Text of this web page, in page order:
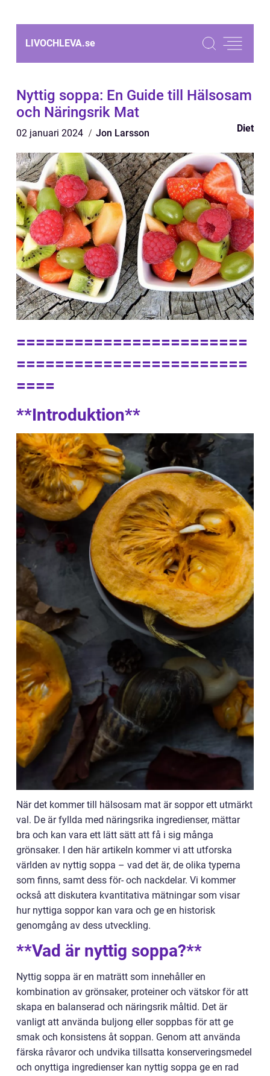
LIVOCHLEVA.se
Nyttig soppa: En Guide till Hälsosam
och Näringsrik Mat
02 januari 2024 Jon Larsson Diet
========================
========================
====
**Introduktion**
När det kommer till hälsosam mat är soppor ett utmärkt
val. De är fyllda med näringsrika ingredienser, mättar
bra och kan vara ett lätt sätt att få i sig många
grönsaker. I den här artikeln kommer vi att utforska
världen av nyttig soppa – vad det är, de olika typerna
som finns, samt dess för- och nackdelar. Vi kommer
också att diskutera kvantitativa mätningar som visar
hur nyttiga soppor kan vara och ge en historisk
genomgång av dess utveckling.
**Vad är nyttig soppa?**
Nyttig soppa är en maträtt som innehåller en
kombination av grönsaker, proteiner och vätskor för att
skapa en balanserad och näringsrik måltid. Det är
vanligt att använda buljong eller soppbas för att ge
smak och konsistens åt soppan. Genom att använda
färska råvaror och undvika tillsatta konserveringsmedel
och onyttiga ingredienser kan nyttig soppa ge en rad